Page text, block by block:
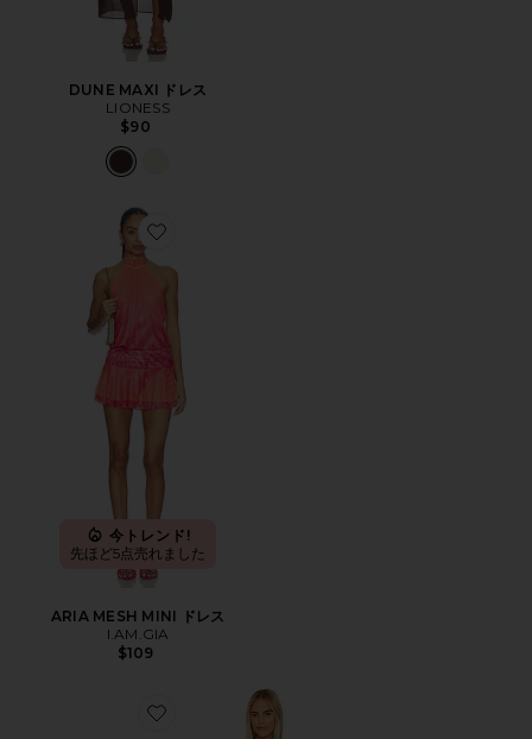
DUNE MAXI ドレス
LIONESS
$90
Favorite ARIA MESH MINI ドレス
今トレンド!
先ほど5点売れました
ARIA MESH MINI ドレス
I.AM.GIA
$109
Favorite ANJA ミニドレス